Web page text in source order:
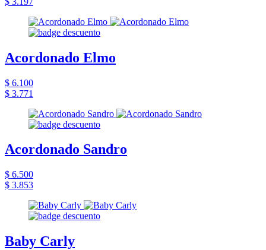
Acordonado Elmo
$ 6.100
$ 3.771
Acordonado Sandro
$ 6.500
$ 3.853
Baby Carly